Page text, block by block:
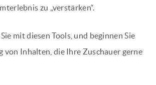
zu „verstärken“.
mit diesen Tools, und beginnen Sie
von Inhalten, die Ihre Zuschauer gerne